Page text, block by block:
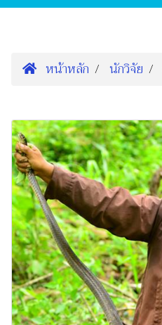
หน้าหลัก นักวิจัย